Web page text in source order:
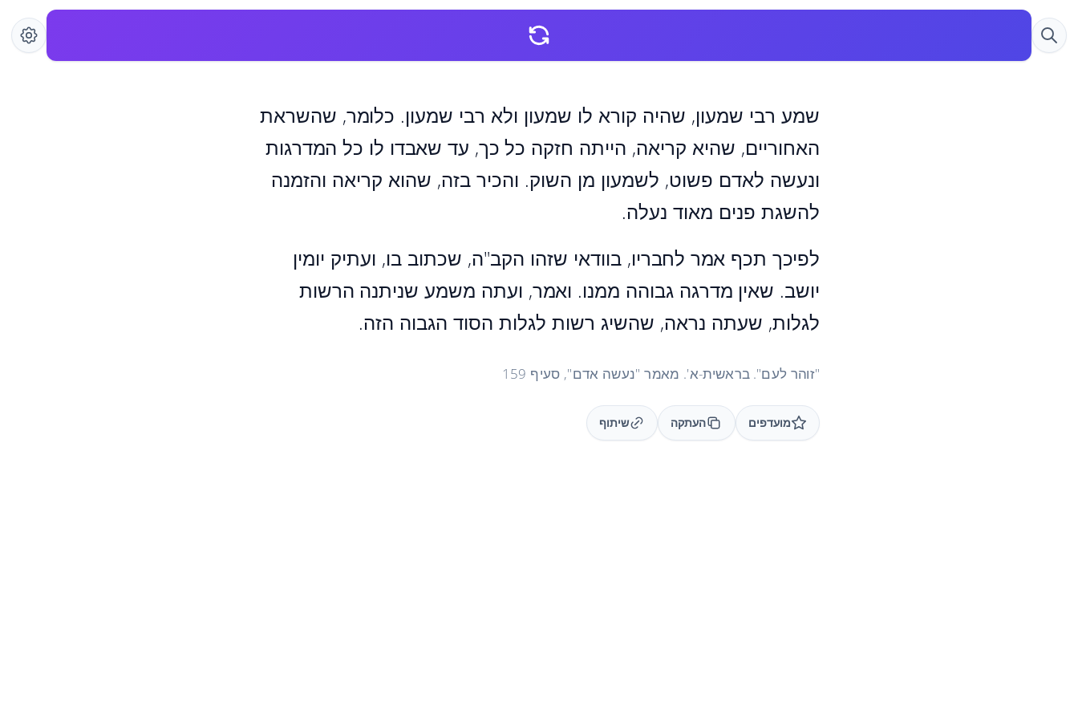
שמע רבי שמעון, שהיה קורא לו שמעון ולא רבי שמעון. כלומר, שהשראת
האחוריים, שהיא קריאה, הייתה חזקה כל כך, עד שאבדו לו כל המדרגות
ונעשה לאדם פשוט, לשמעון מן השוק. והכיר בזה, שהוא קריאה והזמנה
להשגת פנים מאוד נעלה.
לפיכך תכף אמר לחבריו, בוודאי שזהו הקב"ה, שכתוב בו, ועתיק יומין
יושב. שאין מדרגה גבוהה ממנו. ואמר, ועתה משמע שניתנה הרשות
לגלות, שעתה נראה, שהשיג רשות לגלות הסוד הגבוה הזה.
"זוהר לעם". בראשית-א'. מאמר "נעשה אדם", סעיף 159
מועדפים העתקה שיתוף